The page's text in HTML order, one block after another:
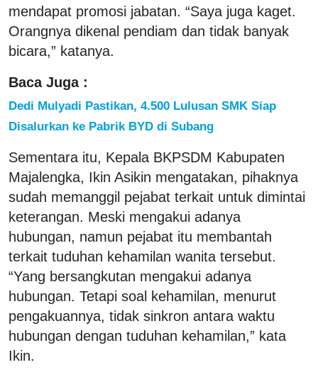
mendapat promosi jabatan. “Saya juga kaget.
Orangnya dikenal pendiam dan tidak banyak
bicara,” katanya.
Baca Juga :
Dedi Mulyadi Pastikan, 4.500 Lulusan SMK Siap
Disalurkan ke Pabrik BYD di Subang
Sementara itu, Kepala BKPSDM Kabupaten
Majalengka, Ikin Asikin mengatakan, pihaknya
sudah memanggil pejabat terkait untuk dimintai
keterangan. Meski mengakui adanya
hubungan, namun pejabat itu membantah
terkait tuduhan kehamilan wanita tersebut.
“Yang bersangkutan mengakui adanya
hubungan. Tetapi soal kehamilan, menurut
pengakuannya, tidak sinkron antara waktu
hubungan dengan tuduhan kehamilan,” kata
Ikin.